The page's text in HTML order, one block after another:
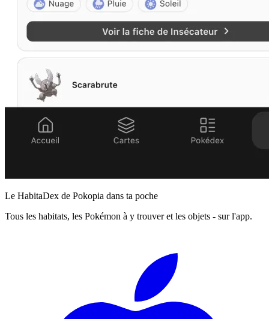
Le HabitaDex de Pokopia dans ta poche
Tous les habitats, les Pokémon à y trouver et les objets - sur l'app.